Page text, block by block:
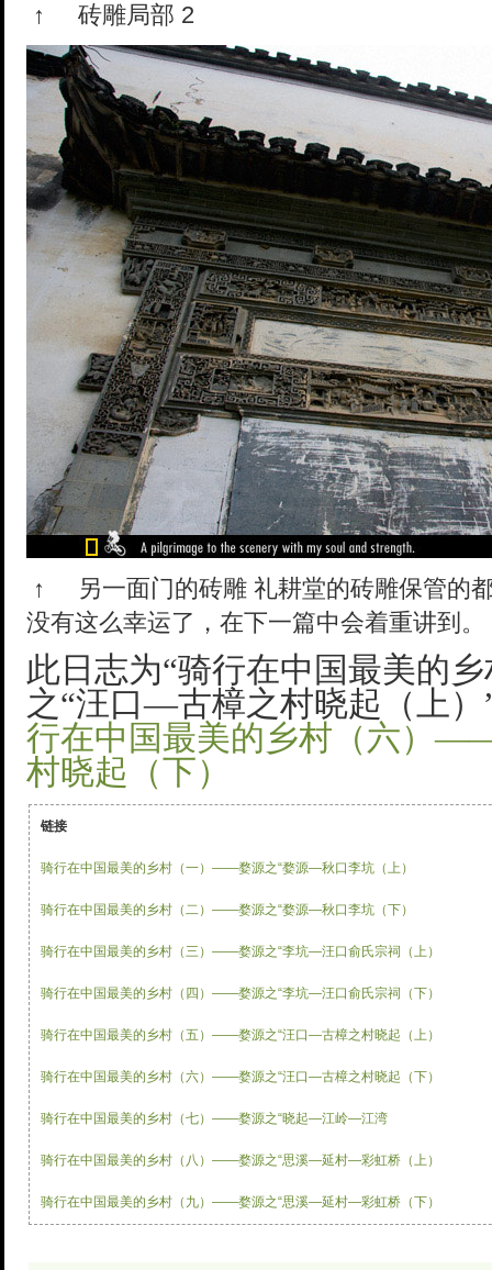
↑ 砖雕局部 2
↑
另一面门的砖雕 礼耕堂的砖雕保管的
没有这么幸运了，在下一篇中会着重讲到。
此日志为“骑行在中国最美的
之“汪口—古樟之村晓起（上
行在中国最美的乡村（六）
村晓起（下）
链接
骑行在中国最美的乡村（一）——婺源之“婺源—秋口李坑（上）
骑行在中国最美的乡村（二）——婺源之“婺源—秋口李坑（下）
骑行在中国最美的乡村（三）——婺源之“李坑—汪口俞氏宗祠（上）
骑行在中国最美的乡村（四）——婺源之“李坑—汪口俞氏宗祠（下）
骑行在中国最美的乡村（五）——婺源之“汪口—古樟之村晓起（上）
骑行在中国最美的乡村（六）——婺源之“汪口—古樟之村晓起（下）
骑行在中国最美的乡村（七）——婺源之“晓起—江岭—江湾
骑行在中国最美的乡村（八）——婺源之“思溪—延村—彩虹桥（上）
骑行在中国最美的乡村（九）——婺源之“思溪—延村—彩虹桥（下）